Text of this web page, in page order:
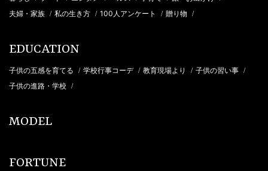
夫婦・家族 / 私の生き方 / 100人アンケート / 贈り物 /
EDUCATION
子供の五感を育てる / 学校行事コーデ / 教育現場より / 子供の習い事 /
子供の進路・学校 /
MODEL
FORTUNE